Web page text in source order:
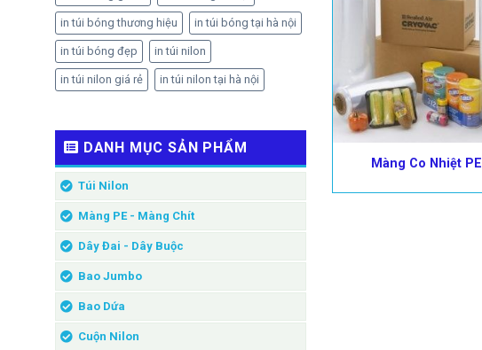
in túi bóng thương hiệu in túi bóng tại hà nội
in túi bóng đẹp in túi nilon
in túi nilon giá rẻ in túi nilon tại hà nội
DANH MỤC SẢN PHẨM
Túi Nilon
Màng PE - Màng Chít
Dây Đai - Dây Buộc
Bao Jumbo
Bao Dứa
Cuộn Nilon
Màng Co Nhiệt PE